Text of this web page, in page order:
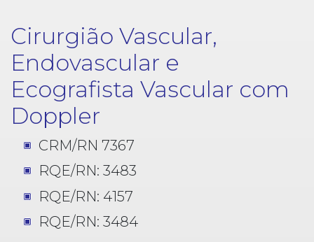
Cirurgião Vascular,
Endovascular e
Ecografista Vascular com
Doppler
CRM/RN 7367
RQE/RN: 3483
RQE/RN: 4157
RQE/RN: 3484